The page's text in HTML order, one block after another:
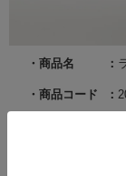
商品名
商品コード